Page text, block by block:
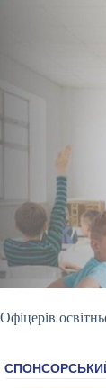
Офіцерів